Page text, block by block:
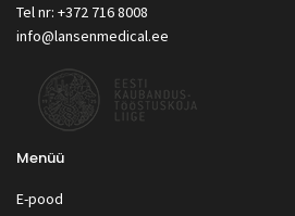
Tel nr: +372 716 8008
info@lansenmedical.ee
Menüü
E-pood